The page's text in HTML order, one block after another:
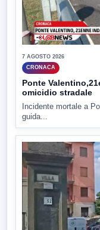
7 AGOSTO 2026
CRONACA
Ponte
omicidio stradale
Incidente mortale a
guida...